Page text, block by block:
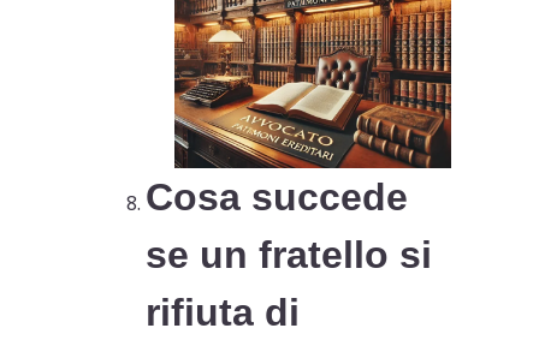
Cosa succede
se un fratello si
rifiuta di